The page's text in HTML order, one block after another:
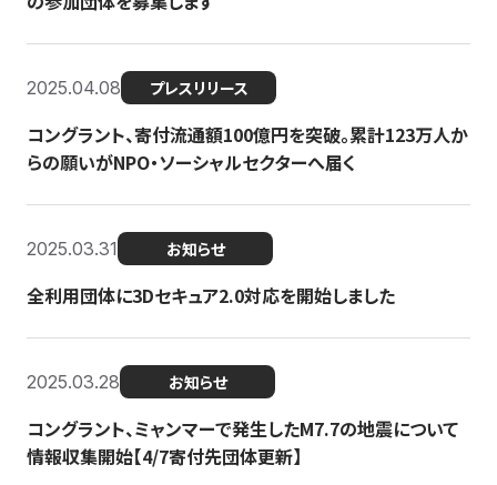
2025.04.08 プレスリリース
コングラント、寄付流通額100億円を突破。累計123万人か
らの願いがNPO・ソーシャルセクターへ届く
2025.03.31 お知らせ
全利用団体に3Dセキュア2.0対応を開始しました
2025.03.28 お知らせ
コングラント、ミャンマーで発生したM7.7の地震について
情報収集開始【4/7寄付先団体更新】